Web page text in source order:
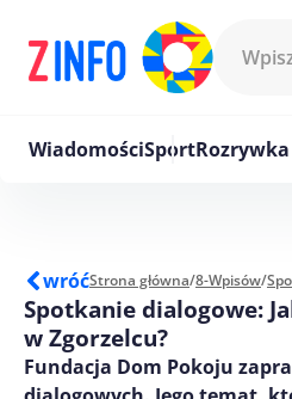
WiadomościSportRozrywka
wróćStrona główna/8-Wpisów/
Spotkanie dialogowe:
w Zgorzelcu?
Fundacja Dom Pokoju